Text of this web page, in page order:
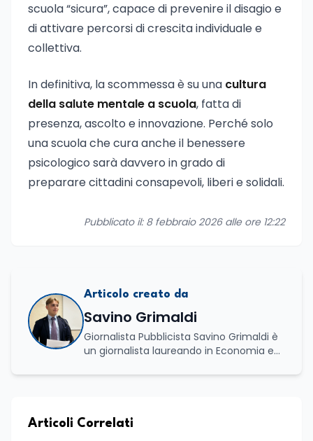
scuola “sicura”, capace di prevenire il disagio e
di attivare percorsi di crescita individuale e
collettiva.
In definitiva, la scommessa è su una cultura
della salute mentale a scuola, fatta di
presenza, ascolto e innovazione. Perché solo
una scuola che cura anche il benessere
psicologico sarà davvero in grado di
preparare cittadini consapevoli, liberi e solidali.
Pubblicato il: 8 febbraio 2026 alle ore 12:22
Articolo creato da
Savino Grimaldi
Giornalista Pubblicista Savino Grimaldi è
un giornalista laureando in Economia e
maturata nel settore della formazione.
professionale, distinguendosi per una
Articoli Correlati